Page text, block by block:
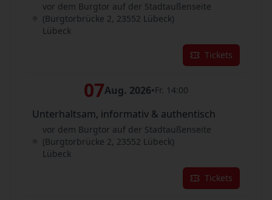
vor dem Burgtor auf der Stadtaußenseite
(Burgtorbrücke 2, 23552 Lübeck)
Lübeck
Tickets
07Aug. 2026•Fr. 14:00
Unterhaltsam, informativ & authentisch
vor dem Burgtor auf der Stadtaußenseite
(Burgtorbrücke 2, 23552 Lübeck)
Lübeck
Tickets